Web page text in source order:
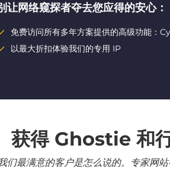
让网络窥探者夺去您应得的安心：
免费访问所有多年方案提供的高级功能
以最大折扣体验我们的专用 IP
获得 Ghostie 和
们最满意的客户是怎么说的。专家网